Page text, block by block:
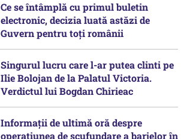
Ce se întâmplă cu primul buletin
electronic, decizia luată astăzi de
Guvern pentru toți românii
Singurul lucru care l-ar putea clinti pe
Ilie Bolojan de la Palatul Victoria.
Verdictul lui Bogdan Chirieac
Informații de ultimă oră despre
operațiunea de scufundare a barjelor în